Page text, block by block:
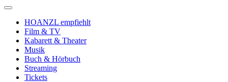
HOANZL empfiehlt
Film & TV
Kabarett & Theater
Musik
Buch & Hörbuch
Streaming
Tickets